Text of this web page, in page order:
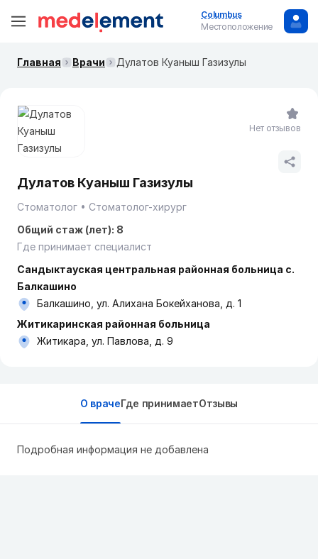
Columbus
Местоположение
Главная Врачи Дулатов Куаныш Газизулы
Дулатов Куаныш Газизулы
Стоматолог
Стоматолог-хирург
Общий стаж (лет): 8
Где принимает специалист
Сандыктауская центральная районная больница с.
Балкашино
Балкашино, ул. Алихана Бокейханова, д. 1
Житикаринская районная больница
Житикара, ул. Павлова, д. 9
Нет отзывов
О врачеГде принимаетОтзывы
Подробная информация не добавлена